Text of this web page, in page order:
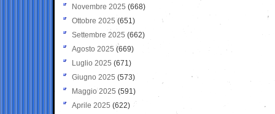
Novembre 2025 (668)
Ottobre 2025 (651)
Settembre 2025 (662)
Agosto 2025 (669)
Luglio 2025 (671)
Giugno 2025 (573)
Maggio 2025 (591)
Aprile 2025 (622)